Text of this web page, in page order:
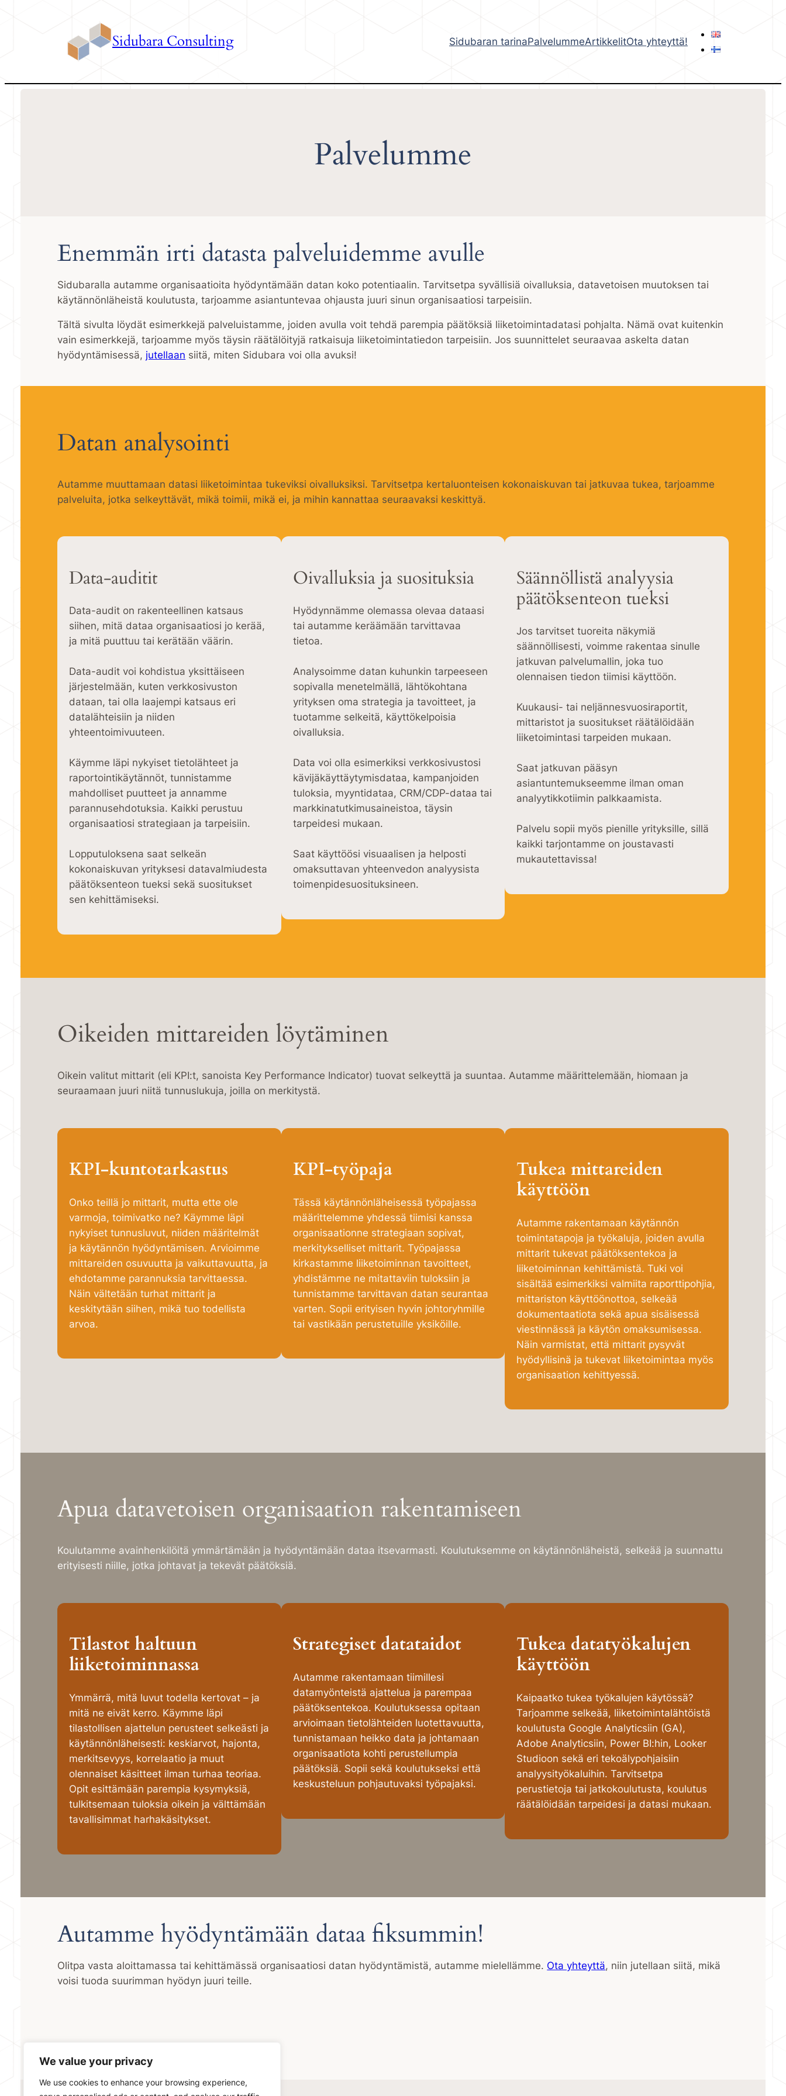
We value your privacy
We use cookies to enhance your browsing experience,
Sidubara Consulting Sidubaran tarinaPalvelummeArtikkelitOta yhteyttä!
Palvelumme
Enemmän irti datasta palveluidemme avulle
Sidubaralla autamme organisaatioita hyödyntämään datan koko potentiaalin. Tarvitsetpa syvällisiä oivalluksia, datavetoisen muutoksen tai
käytännönläheistä koulutusta, tarjoamme asiantuntevaa ohjausta juuri sinun organisaatiosi tarpeisiin.
Tältä sivulta löydät esimerkkejä palveluistamme, joiden avulla voit tehdä parempia päätöksiä liiketoimintadatasi pohjalta. Nämä ovat kuitenkin
vain esimerkkejä, tarjoamme myös täysin räätälöityjä ratkaisuja liiketoimintatiedon tarpeisiin. Jos suunnittelet seuraavaa askelta datan
hyödyntämisessä, jutellaan siitä, miten Sidubara voi olla avuksi!
Datan analysointi
Autamme muuttamaan datasi liiketoimintaa tukeviksi oivalluksiksi. Tarvitsetpa kertaluonteisen kokonaiskuvan tai jatkuvaa tukea, tarjoamme
palveluita, jotka selkeyttävät, mikä toimii, mikä ei, ja mihin kannattaa seuraavaksi keskittyä.
Data-auditit
Data-audit on rakenteellinen katsaus
siihen, mitä dataa organisaatiosi jo kerää,
ja mitä puuttuu tai kerätään väärin.
Data-audit voi kohdistua yksittäiseen
järjestelmään, kuten verkkosivuston
dataan, tai olla laajempi katsaus eri
datalähteisiin ja niiden
yhteentoimivuuteen.
Käymme läpi nykyiset tietolähteet ja
raportointikäytännöt, tunnistamme
mahdolliset puutteet ja annamme
parannusehdotuksia. Kaikki perustuu
organisaatiosi strategiaan ja tarpeisiin.
Lopputuloksena saat selkeän
kokonaiskuvan yrityksesi datavalmiudesta
päätöksenteon tueksi sekä suositukset
sen kehittämiseksi.
Oivalluksia ja suosituksia
Hyödynnämme olemassa olevaa dataasi
tai autamme keräämään tarvittavaa
tietoa.
Analysoimme datan kuhunkin tarpeeseen
sopivalla menetelmällä, lähtökohtana
yrityksen oma strategia ja tavoitteet, ja
tuotamme selkeitä, käyttökelpoisia
oivalluksia.
Data voi olla esimerkiksi verkkosivustosi
kävijäkäyttäytymisdataa, kampanjoiden
tuloksia, myyntidataa, CRM/CDP-dataa tai
markkinatutkimusaineistoa, täysin
tarpeidesi mukaan.
Saat käyttöösi visuaalisen ja helposti
omaksuttavan yhteenvedon analyysista
toimenpidesuosituksineen.
Säännöllistä analyysia
päätöksenteon tueksi
Jos tarvitset tuoreita näkymiä
säännöllisesti, voimme rakentaa sinulle
jatkuvan palvelumallin, joka tuo
olennaisen tiedon tiimisi käyttöön.
Kuukausi- tai neljännesvuosiraportit,
mittaristot ja suositukset räätälöidään
liiketoimintasi tarpeiden mukaan.
Saat jatkuvan pääsyn
asiantuntemukseemme ilman oman
analyytikkotiimin palkkaamista.
Palvelu sopii myös pienille yrityksille, sillä
kaikki tarjontamme on joustavasti
mukautettavissa!
Oikeiden mittareiden löytäminen
Oikein valitut mittarit (eli KPI:t, sanoista Key Performance Indicator) tuovat selkeyttä ja suuntaa. Autamme määrittelemään, hiomaan ja
seuraamaan juuri niitä tunnuslukuja, joilla on merkitystä.
KPI-kuntotarkastus
Onko teillä jo mittarit, mutta ette ole
varmoja, toimivatko ne? Käymme läpi
nykyiset tunnusluvut, niiden määritelmät
ja käytännön hyödyntämisen. Arvioimme
mittareiden osuvuutta ja vaikuttavuutta, ja
ehdotamme parannuksia tarvittaessa.
Näin vältetään turhat mittarit ja
keskitytään siihen, mikä tuo todellista
arvoa.
KPI-työpaja
Tässä käytännönläheisessä työpajassa
määrittelemme yhdessä tiimisi kanssa
organisaationne strategiaan sopivat,
merkitykselliset mittarit. Työpajassa
kirkastamme liiketoiminnan tavoitteet,
yhdistämme ne mitattaviin tuloksiin ja
tunnistamme tarvittavan datan seurantaa
varten. Sopii erityisen hyvin johtoryhmille
tai vastikään perustetuille yksiköille.
Tukea mittareiden
käyttöön
Autamme rakentamaan käytännön
toimintatapoja ja työkaluja, joiden avulla
mittarit tukevat päätöksentekoa ja
liiketoiminnan kehittämistä. Tuki voi
sisältää esimerkiksi valmiita raporttipohjia,
mittariston käyttöönottoa, selkeää
dokumentaatiota sekä apua sisäisessä
viestinnässä ja käytön omaksumisessa.
Näin varmistat, että mittarit pysyvät
hyödyllisinä ja tukevat liiketoimintaa myös
organisaation kehittyessä.
Apua datavetoisen organisaation rakentamiseen
Koulutamme avainhenkilöitä ymmärtämään ja hyödyntämään dataa itsevarmasti. Koulutuksemme on käytännönläheistä, selkeää ja suunnattu
erityisesti niille, jotka johtavat ja tekevät päätöksiä.
Tilastot haltuun
liiketoiminnassa
Ymmärrä, mitä luvut todella kertovat – ja
mitä ne eivät kerro. Käymme läpi
tilastollisen ajattelun perusteet selkeästi ja
käytännönläheisesti: keskiarvot, hajonta,
merkitsevyys, korrelaatio ja muut
olennaiset käsitteet ilman turhaa teoriaa.
Opit esittämään parempia kysymyksiä,
tulkitsemaan tuloksia oikein ja välttämään
tavallisimmat harhakäsitykset.
Strategiset datataidot
Autamme rakentamaan tiimillesi
datamyönteistä ajattelua ja parempaa
päätöksentekoa. Koulutuksessa opitaan
arvioimaan tietolähteiden luotettavuutta,
tunnistamaan heikko data ja johtamaan
organisaatiota kohti perustellumpia
päätöksiä. Sopii sekä koulutukseksi että
keskusteluun pohjautuvaksi työpajaksi.
Tukea datatyökalujen
käyttöön
Kaipaatko tukea työkalujen käytössä?
Tarjoamme selkeää, liiketoimintalähtöistä
koulutusta Google Analyticsiin (GA),
Adobe Analyticsiin, Power BI:hin, Looker
Studioon sekä eri tekoälypohjaisiin
analyysityökaluihin. Tarvitsetpa
perustietoja tai jatkokoulutusta, koulutus
räätälöidään tarpeidesi ja datasi mukaan.
Autamme hyödyntämään dataa fiksummin!
Olitpa vasta aloittamassa tai kehittämässä organisaatiosi datan hyödyntämistä, autamme mielellämme. Ota yhteyttä, niin jutellaan siitä, mikä
voisi tuoda suurimman hyödyn juuri teille.